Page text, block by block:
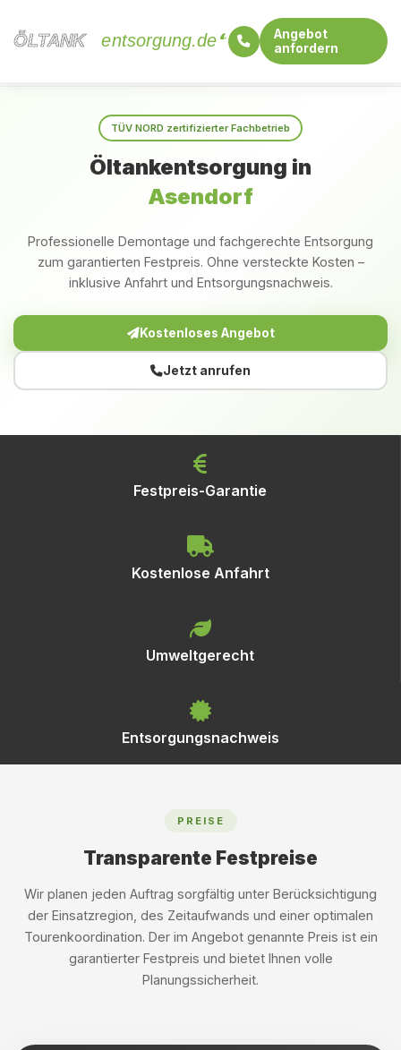
ÖLTANK
ÖLTANK entsorgung.de
Angebot
anfordern
TÜV NORD zertifizierter Fachbetrieb
Öltankentsorgung in
Asendorf
Professionelle Demontage und fachgerechte Entsorgung
zum garantierten Festpreis. Ohne versteckte Kosten –
inklusive Anfahrt und Entsorgungsnachweis.
Kostenloses Angebot
Jetzt anrufen
Festpreis-Garantie
Kostenlose Anfahrt
Umweltgerecht
Entsorgungsnachweis
PREISE
Transparente Festpreise
Wir planen jeden Auftrag sorgfältig unter Berücksichtigung
der Einsatzregion, des Zeitaufwands und einer optimalen
Tourenkoordination. Der im Angebot genannte Preis ist ein
garantierter Festpreis und bietet Ihnen volle
Planungssicherheit.